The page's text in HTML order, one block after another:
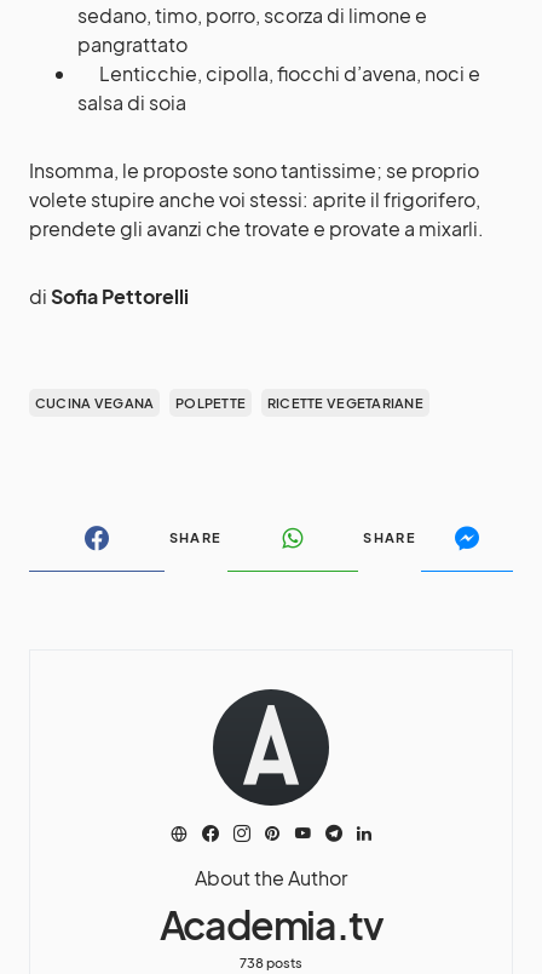
sedano, timo, porro, scorza di limone e
pangrattato
Lenticchie, cipolla, fiocchi d’avena, noci e
salsa di soia
Insomma, le proposte sono tantissime; se proprio
volete stupire anche voi stessi: aprite il frigorifero,
prendete gli avanzi che trovate e provate a mixarli.
diSofia Pettorelli
CUCINA VEGANA POLPETTE RICETTE VEGETARIANE
SHARE SHARE
About the Author
Academia.tv
738 posts